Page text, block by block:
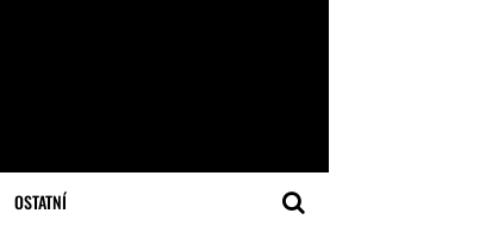
OSTATNÍ